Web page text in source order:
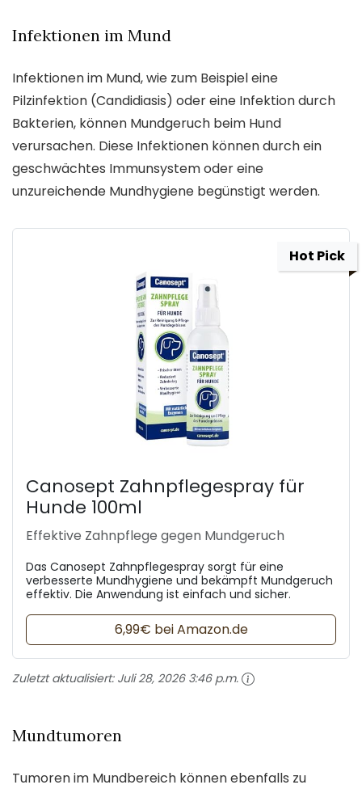
Infektionen im Mund
Infektionen im Mund, wie zum Beispiel eine
Pilzinfektion (Candidiasis) oder eine Infektion durch
Bakterien, können Mundgeruch beim Hund
verursachen. Diese Infektionen können durch ein
geschwächtes Immunsystem oder eine
unzureichende Mundhygiene begünstigt werden.
Hot Pick
Canosept Zahnpflegespray für
Hunde 100ml
Effektive Zahnpflege gegen Mundgeruch
Das Canosept Zahnpflegespray sorgt für eine
verbesserte Mundhygiene und bekämpft Mundgeruch
effektiv. Die Anwendung ist einfach und sicher.
6,99€ bei Amazon.de
Zuletzt aktualisiert: Juli 28, 2026 3:46 p.m.
Mundtumoren
Tumoren im Mundbereich können ebenfalls zu